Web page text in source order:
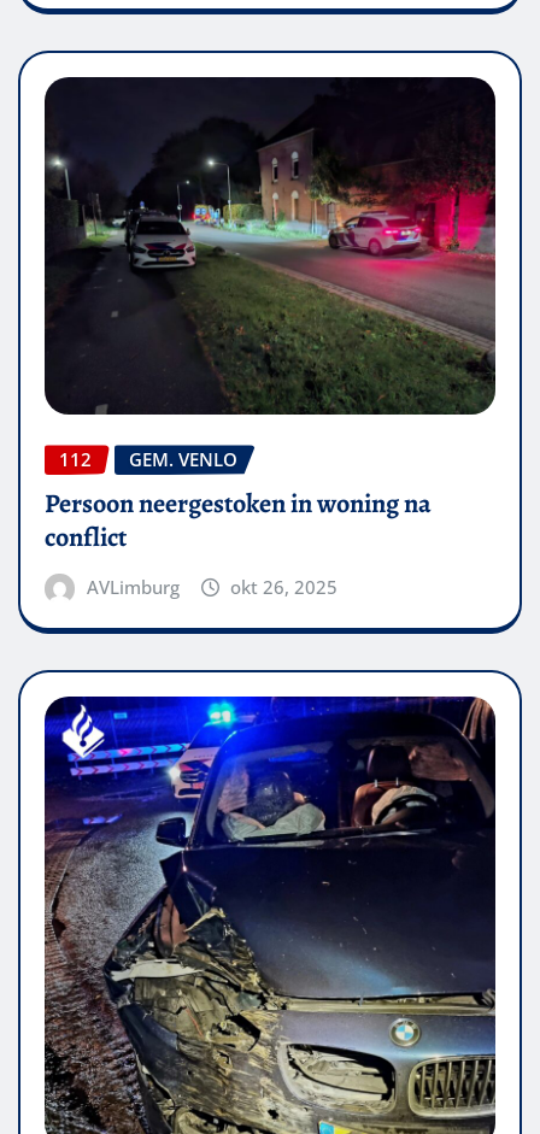
112 GEM. VENLO
Persoon neergestoken in woning na
conflict
AVLimburg okt 26, 2025